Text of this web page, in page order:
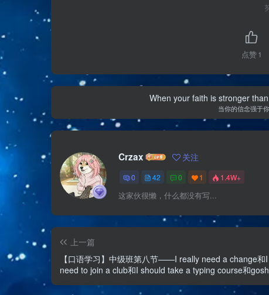
点赞1
When your faith is stronger
当你的信念强于
Crzax 关注
0 42 0 1 1.4W+
这家伙很懒，什么都没有写...
上一篇
【口语学习】中级班第八节——I really need a change和I
need to join a club和I should take a typing course和